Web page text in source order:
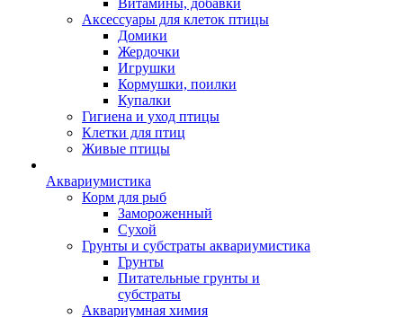
Витамины, добавки
Аксессуары для клеток птицы
Домики
Жердочки
Игрушки
Кормушки, поилки
Купалки
Гигиена и уход птицы
Клетки для птиц
Живые птицы
Аквариумистика
Корм для рыб
Замороженный
Сухой
Грунты и субстраты аквариумистика
Грунты
Питательные грунты и
субстраты
Аквариумная химия